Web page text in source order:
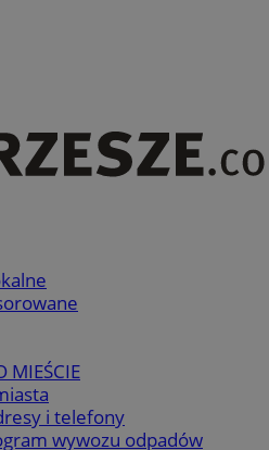
MIEŚCIE
i telefony
wywozu odpadów